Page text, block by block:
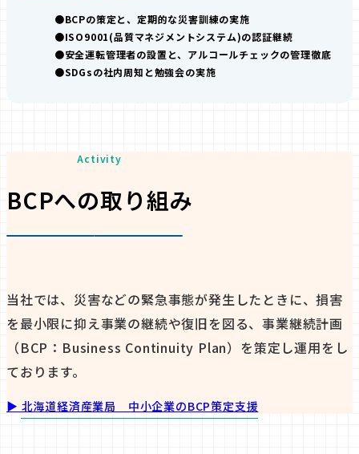
BCPの策定と、定期的な災害訓練の実施
ISO9001(品質マネジメントシステム)の認証継続
安全運転管理者の設置と、アルコールチェックの管理徹底
SDGsの社内周知と勉強会の実施
Activity
BCPへの取り組み
当社では、災害などの緊急事態が発生したときに、損害
を最小限に抑え事業の継続や復旧を図る、事業継続計画
（BCP：Business Continuity Plan）を策定し運用をし
ております。
▶︎ 北海道経済産業局 中小企業のBCP策定支援